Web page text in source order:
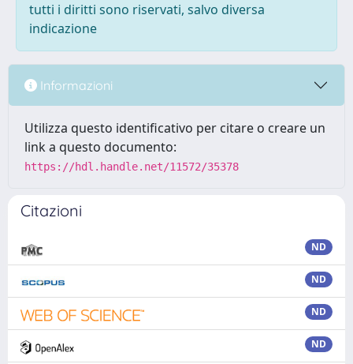
tutti i diritti sono riservati, salvo diversa
indicazione
Informazioni
Utilizza questo identificativo per citare o creare un
link a questo documento:
https://hdl.handle.net/11572/35378
Citazioni
ND
ND
ND
ND